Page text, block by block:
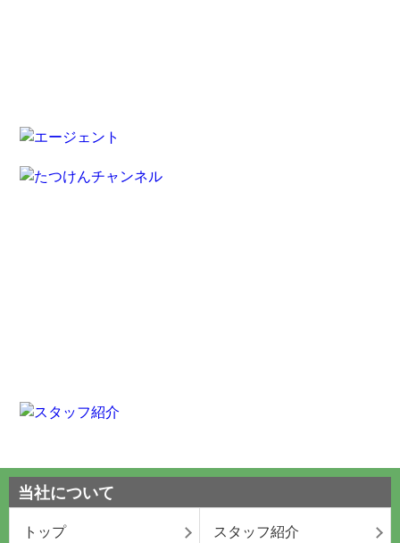
当社について
トップ スタッフ紹介